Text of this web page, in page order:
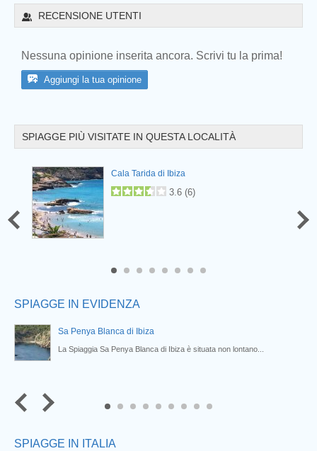
RECENSIONE UTENTI
Nessuna opinione inserita ancora. Scrivi tu la prima!
Aggiungi la tua opinione
SPIAGGE PIÙ VISITATE IN QUESTA LOCALITÀ
Cala Tarida di Ibiza
3.6 (6)
SPIAGGE IN EVIDENZA
Sa Penya Blanca di Ibiza
La Spiaggia Sa Penya Blanca di Ibiza è situata non lontano...
Prev
8
SPIAGGE IN ITALIA